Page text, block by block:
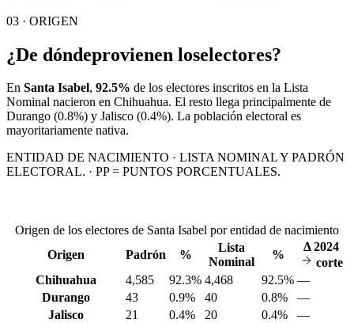
03 · ORIGEN
¿De dóndeprovienen loselectores?
En Santa Isabel, 92.5% de los electores inscritos en la Lista
Nominal nacieron en Chihuahua. El resto llega principalmente de
Durango (0.8%) y Jalisco (0.4%). La población electoral es
mayoritariamente nativa.
ENTIDAD DE NACIMIENTO · LISTA NOMINAL Y PADRÓN
ELECTORAL. · PP = PUNTOS PORCENTUALES.
Origen de los electores de Santa Isabel por entidad de nacimiento
Origen
Padrón %
Lista
Nominal
%
Δ2024
corte
Chihuahua
4,585 92.3% 4,468 92.5% —
Durango
43 0.9% 40 0.8%
—
Jalisco
21 0.4% 20 0.4%
—